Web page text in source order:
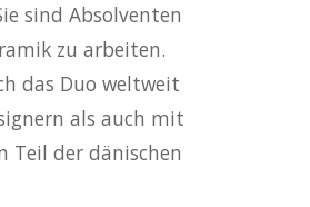
sind Absolventen
zu arbeiten.
das Duo weltweit
als auch mit
Teil der dänischen